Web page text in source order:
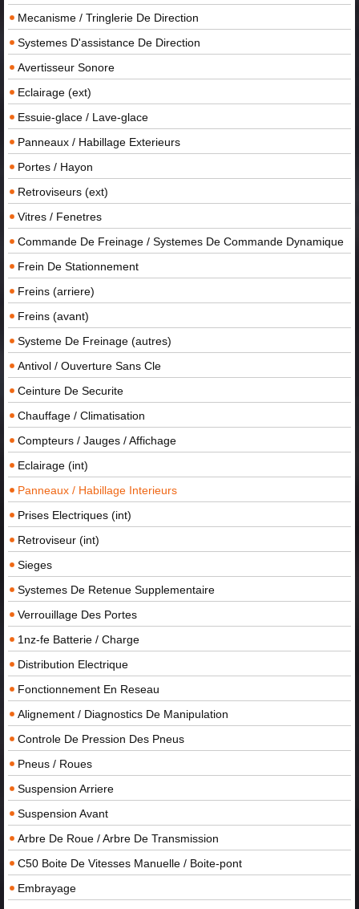
Mecanisme / Tringlerie De Direction
Systemes D'assistance De Direction
Avertisseur Sonore
Eclairage (ext)
Essuie-glace / Lave-glace
Panneaux / Habillage Exterieurs
Portes / Hayon
Retroviseurs (ext)
Vitres / Fenetres
Commande De Freinage / Systemes De Commande Dynamique
Frein De Stationnement
Freins (arriere)
Freins (avant)
Systeme De Freinage (autres)
Antivol / Ouverture Sans Cle
Ceinture De Securite
Chauffage / Climatisation
Compteurs / Jauges / Affichage
Eclairage (int)
Panneaux / Habillage Interieurs
Prises Electriques (int)
Retroviseur (int)
Sieges
Systemes De Retenue Supplementaire
Verrouillage Des Portes
1nz-fe Batterie / Charge
Distribution Electrique
Fonctionnement En Reseau
Alignement / Diagnostics De Manipulation
Controle De Pression Des Pneus
Pneus / Roues
Suspension Arriere
Suspension Avant
Arbre De Roue / Arbre De Transmission
C50 Boite De Vitesses Manuelle / Boite-pont
Embrayage